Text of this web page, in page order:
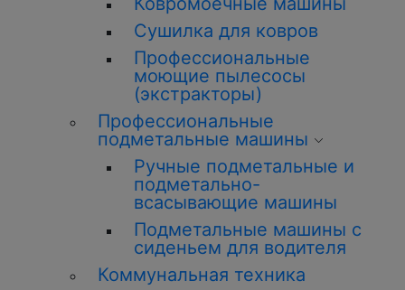
Сушилка для ковров
Профессиональные
моющие пылесосы
(экстракторы)
Профессиональные
подметальные машины
Ручные подметальные и
подметально-
всасывающие машины
Подметальные машины с
сиденьем для водителя
Коммунальная техника